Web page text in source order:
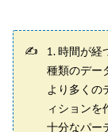
1. 時間が経
種類のデー
より多くの
ィションを
十分なパー